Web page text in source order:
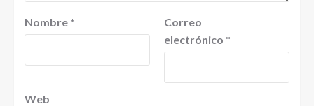
Nombre *
Correo
electrónico *
Web